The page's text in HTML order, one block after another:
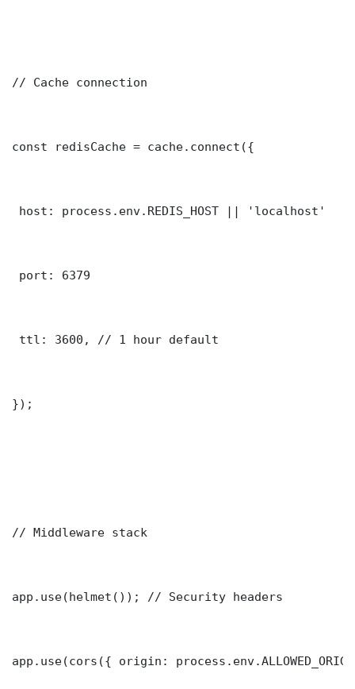
// Cache connection
const redisCache = cache.connect({
host: process.env.REDIS_HOST || 'localhost'
port: 6379
ttl: 3600, // 1 hour default
});
// Middleware stack
app.use(helmet()); // Security headers
app.use(cors({ origin: